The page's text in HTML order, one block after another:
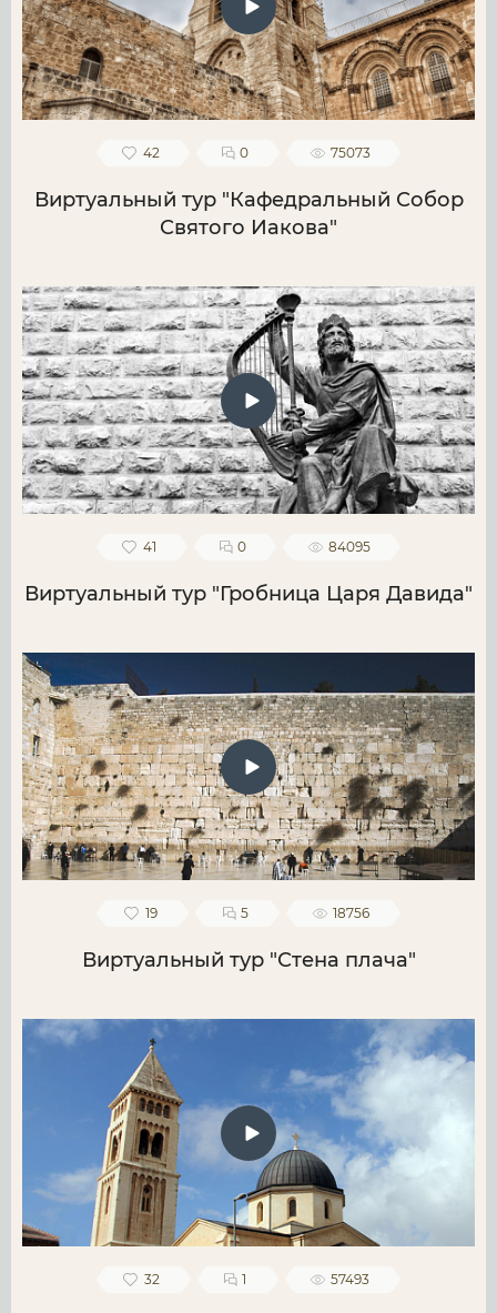
42 0 75073
Виртуальный тур "Кафедральный Собор
Святого Иакова"
41 0 84095
Виртуальный тур "Гробница Царя Давида"
19 5 18756
Виртуальный тур "Стена плача"
32 1 57493